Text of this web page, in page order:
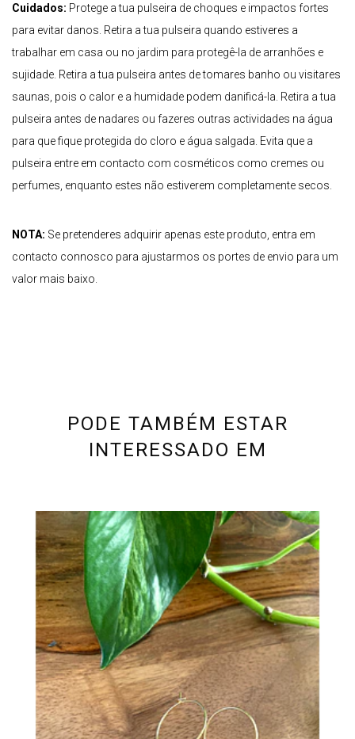
Cuidados: Protege a tua pulseira de choques e impactos fortes
para evitar danos. Retira a tua pulseira quando estiveres a
trabalhar em casa ou no jardim para protegê-la de arranhões e
sujidade. Retira a tua pulseira antes de tomares banho ou visitares
saunas, pois o calor e a humidade podem danificá-la. Retira a tua
pulseira antes de nadares ou fazeres outras actividades na água
para que fique protegida do cloro e água salgada. Evita que a
pulseira entre em contacto com cosméticos como cremes ou
perfumes, enquanto estes não estiverem completamente secos.
NOTA: Se pretenderes adquirir apenas este produto, entra em
contacto connosco para ajustarmos os portes de envio para um
valor mais baixo.
PODE TAMBÉM ESTAR
INTERESSADO EM